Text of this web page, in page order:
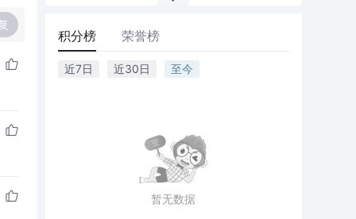
积分榜 荣誉榜
近7日 近30日 至今
暂无数据